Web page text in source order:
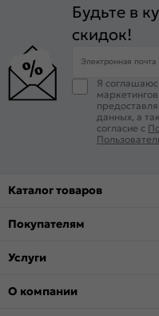
Будьте в
скидок!
Электронная почта
Я
данных, а
согласие с
Каталог товаров
Покупателям
Услуги
О компании